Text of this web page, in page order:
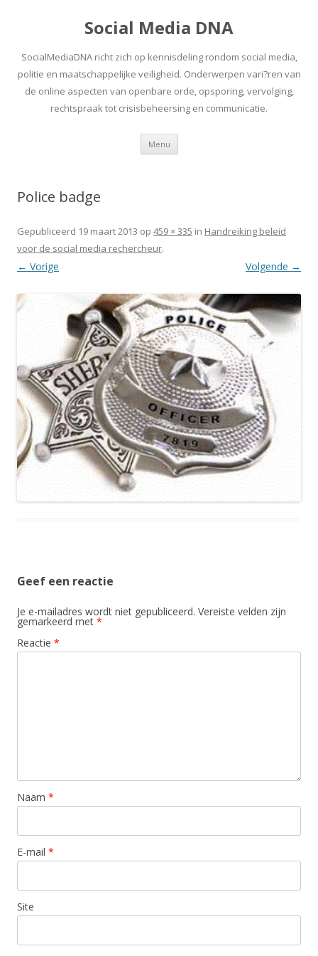
Social Media DNA
SocialMediaDNA richt zich op kennisdeling rondom social media,
politie en maatschappelijke veiligheid. Onderwerpen vari?ren van
de online aspecten van openbare orde, opsporing, vervolging,
rechtspraak tot crisisbeheersing en communicatie.
Menu Spring
inhoud
Police badge
Gepubliceerd 19 maart 2013 op 459 × 335 in Handreiking beleid
voor de social media rechercheur.
← Vorige Volgende →
Geef een reactie
Je e-mailadres wordt niet gepubliceerd. Vereiste velden zijn
gemarkeerd met *
Reactie *
Naam *
E-mail *
Site